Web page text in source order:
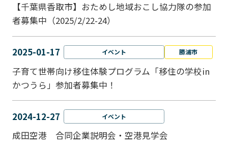
【千葉県香取市】おためし地域おこし協力隊の参加
者募集中（2025/2/22-24）
2025-01-17 イベント 勝浦市
子育て世帯向け移住体験プログラム「移住の学校in
かつうら」参加者募集中！
2024-12-27 イベント
成田空港 合同企業説明会・空港見学会